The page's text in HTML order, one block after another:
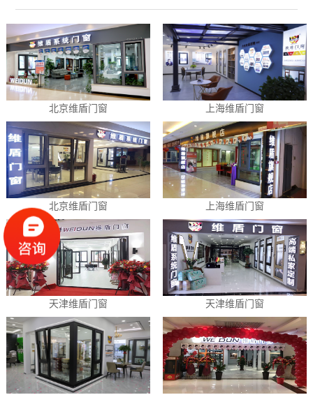
北京维盾门窗 上海维盾门窗
北京维盾门窗 上海维盾门窗
天津维盾门窗 天津维盾门窗